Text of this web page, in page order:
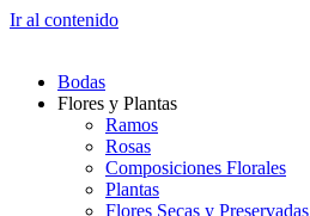
Ir al contenido
Bodas
Flores y Plantas
Ramos
Rosas
Composiciones Florales
Plantas
Flores Secas y Preservadas